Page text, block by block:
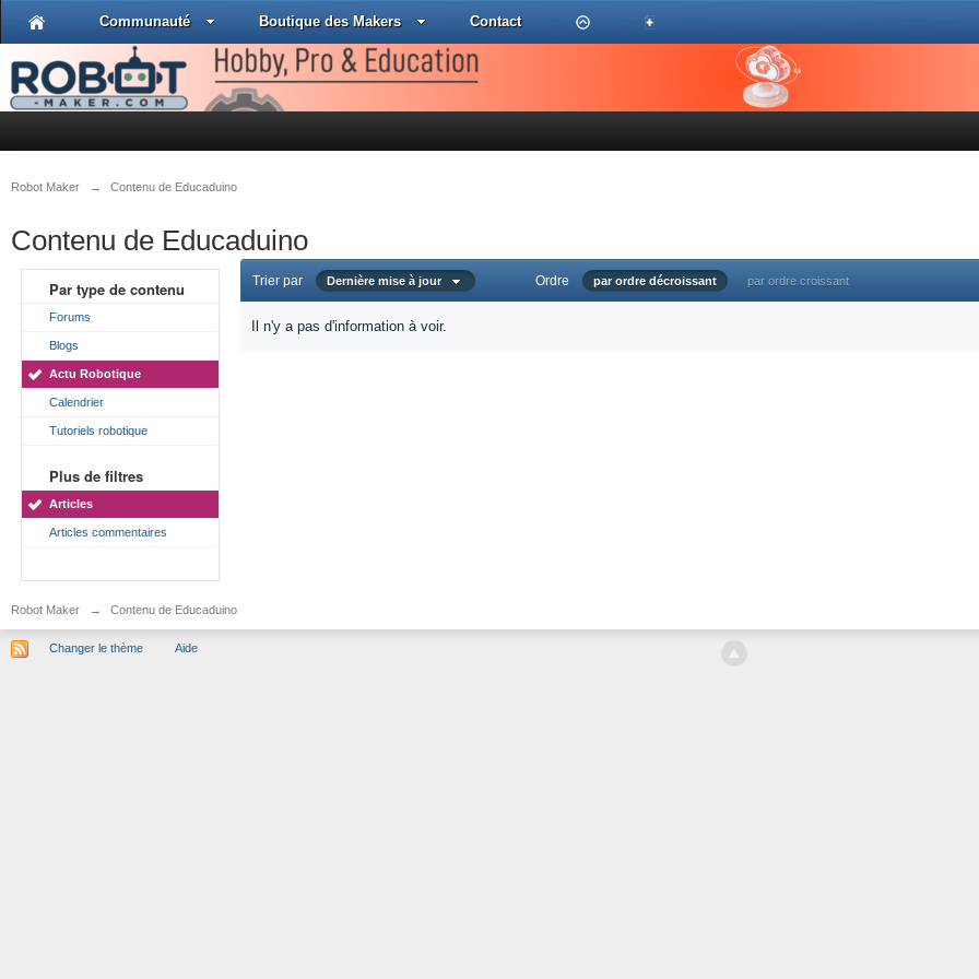
Communauté Boutique des Makers Contact
Robot Maker → Contenu de Educaduino
Contenu de Educaduino
Par type de contenu
Forums
Blogs
Actu Robotique
Calendrier
Tutoriels robotique
Plus de filtres
Articles
Articles commentaires
Trier par Dernière mise à jour Ordre par ordre décroissant par ordre croissant
Il n'y a pas d'information à voir.
Robot Maker → Contenu de Educaduino
Changer le thème Aide